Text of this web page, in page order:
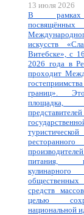
13 июля 2026
В рамках
искусств
Витебске», с
2026 года в
проходит
границ».
площадка,
питания,
средств
целью
национальной